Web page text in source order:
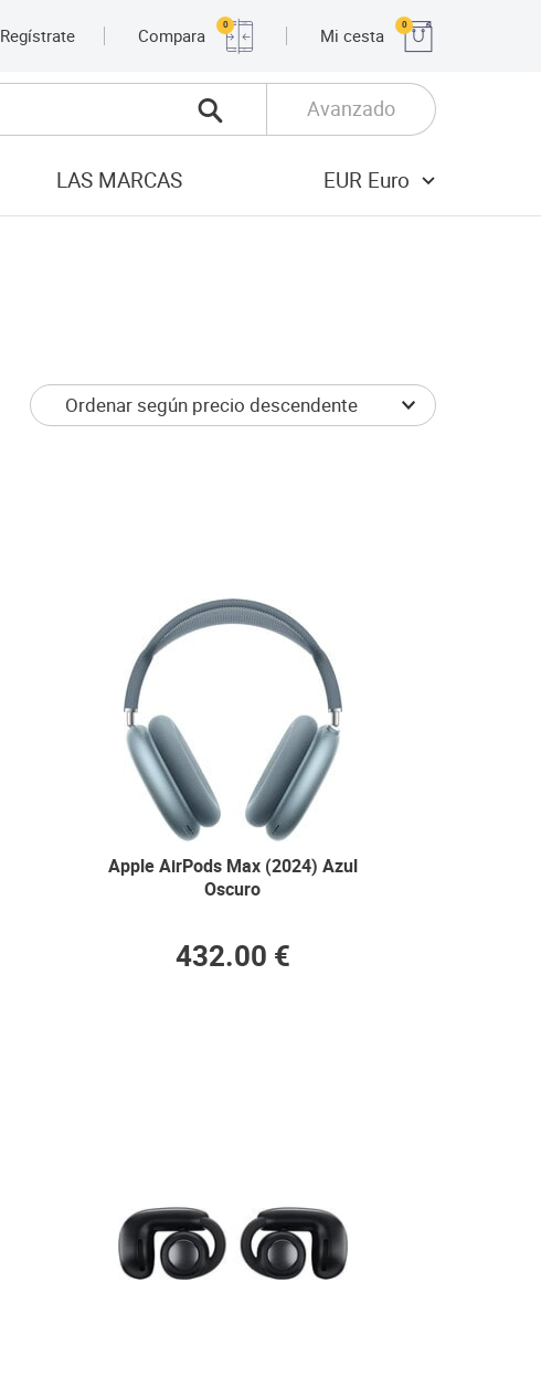
Regístrate Compara
0
Mi cesta
0
Avanzado
LAS MARCAS EUR Euro
Apple AirPods Max (2024) Azul
Oscuro
432.00 €